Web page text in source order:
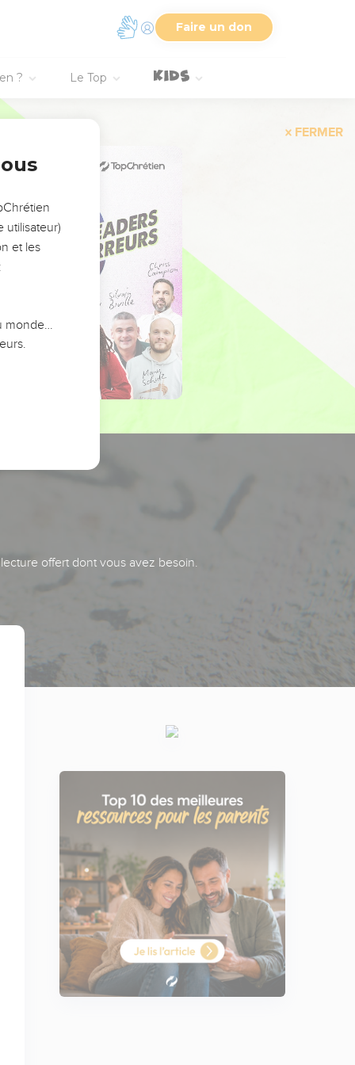
Faire un don
? Le Top
FERMER
offert dont vous avez besoin.
utilisateur)
et les
monde…